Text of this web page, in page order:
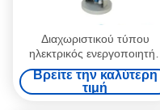
Διαχωριστικού τύπου
ηλεκτρικός ενεργοποιητής
βαλβίδας με κανονική
θερμοκρασία και ηλεκτρική
ισχύ για βαλβίδα/
Βρείτε την καλύτερη
τιμή